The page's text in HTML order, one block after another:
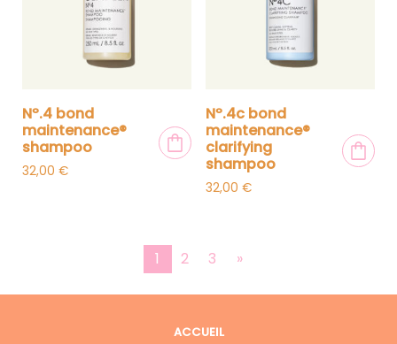
nº.4 bond
maintenance®
shampoo
32,00 €
nº.4c bond
maintenance®
clarifying
shampoo
32,00 €
1 2 3 »
ACCUEIL